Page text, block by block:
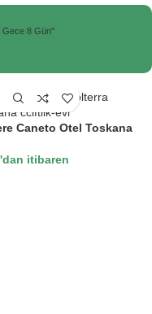
Gece 8 Gün"
Caneto Otel Toskana
'dan itibaren